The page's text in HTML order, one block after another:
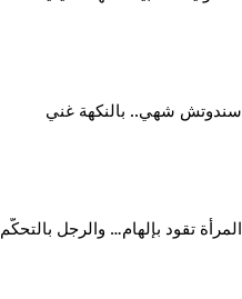
سندوتش شهي.. بالنكهة غني
المرأة تقود بإلهام… والرجل بالتحكّم